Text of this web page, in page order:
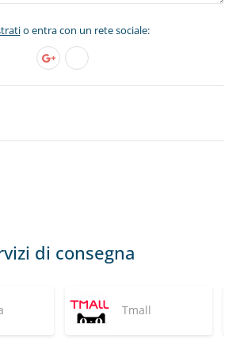
o entra con un rete sociale:
di consegna
Tmall